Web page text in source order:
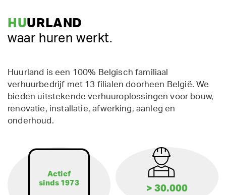
HUURLAND
waar huren werkt.
Huurland is een 100% Belgisch familiaal
verhuurbedrijf met 13 filialen doorheen België. We
bieden uitstekende verhuuroplossingen voor bouw,
renovatie, installatie, afwerking, aanleg en
onderhoud.
Actief
sinds 1973
> 30.000